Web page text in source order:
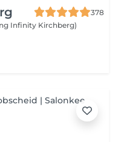
378
Infinity Kirchberg)